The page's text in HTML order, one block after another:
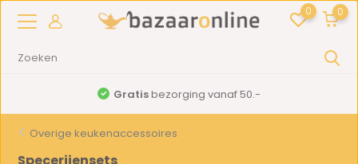
0 0
Gratisbezorging vanaf 50.-
Overige keukenaccessoires